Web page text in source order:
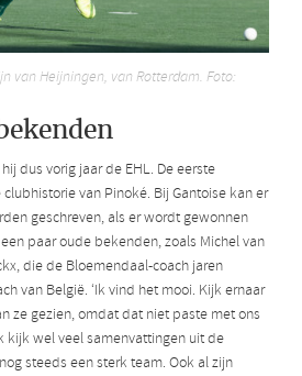
van Heijningen, van Rotterdam. Foto:
dus vorig jaar de EHL. De eerste
van Pinoké. Bij Gantoise kan er
geschreven, als er wordt gewonnen
paar oude bekenden, zoals Michel van
die de Bloemendaal-coach jaren
van België. ‘Ik vind het mooi. Kijk ernaar
ze gezien, omdat dat niet paste met ons
kijk wel veel samenvattingen uit de
steeds een sterk team. Ook al zijn